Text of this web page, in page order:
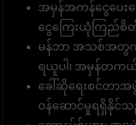
အမှန်အကန်ငွေပေးချ
ငွေကြေးယုံကြည်စိတ်
မန်ဘာ အသစ်အတွက်
ရယူပါ၊ အမှန်တကယ်
ခေါ်ဆိုရေးစင်တာ
ဝန်ဆောင်မှုရရှိနိုင်